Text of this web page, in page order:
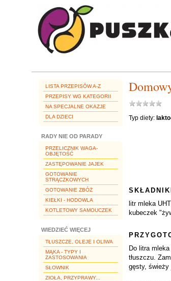
LISTA PRZEPISÓW A-Z
PRZEPISY WG KATEGORII
NA SPECJALNE OKAZJE
DLA DZIECI
RADY NIE OD PARADY
PRZELICZNIK WAGA-
OBJĘTOŚĆ
ZASTĘPOWANIE JAJEK
GOTOWANIE
STRĄCZKOWYCH
GOTOWANIE ZBÓŻ
KIEŁKI - HODOWLA
KOTLETOWY SAMOUCZEK
WIEDZIEĆ WIĘCEJ
TŁUSZCZE, OLEJE I OLIWA
MĄKA - TYPY I
ZASTOSOWANIA
SŁOWNIK
ZIOŁA, PRZYPRAWY...
Typ diety:
litr mleka UHT
kubeczek
Do litra
tłuszczu.
gęsty, świeży